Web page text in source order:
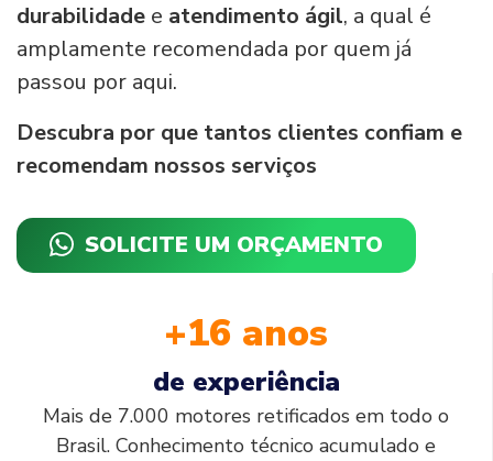
durabilidade e atendimento ágil, a qual é
amplamente recomendada por quem já
passou por aqui.
Descubra por que tantos clientes confiam e
recomendam nossos serviços
SOLICITE UM ORÇAMENTO
+16 anos
de experiência
Mais de 7.000 motores retificados em todo o
Brasil. Conhecimento técnico acumulado e